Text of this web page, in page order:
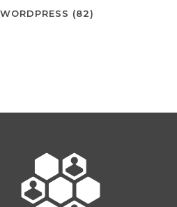
WORDPRESS (82)